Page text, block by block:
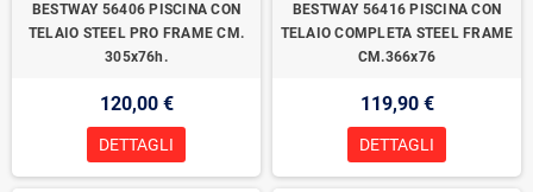
BESTWAY 56406 PISCINA CON
TELAIO STEEL PRO FRAME CM.
305x76h.
120,00 €
DETTAGLI
BESTWAY 56416 PISCINA CON
TELAIO COMPLETA STEEL FRAME
CM.366x76
119,90 €
DETTAGLI